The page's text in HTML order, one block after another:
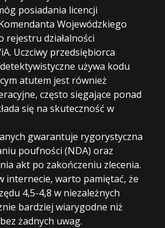
posiadania licencji
Wojewódzkiego
rejestru działalności
Uczciwy przedsiębiorca
używa kodu
atutem jest również
często sięgające ponad
się na skuteczność w
gwarantuje rygorystyczna
poufności (NDA) oraz
akt po zakończeniu zlecenia.
internecie, warto pamiętać, że
4,5-4,8 w niezależnych
bardziej wiarygodne niż
żadnych uwag.